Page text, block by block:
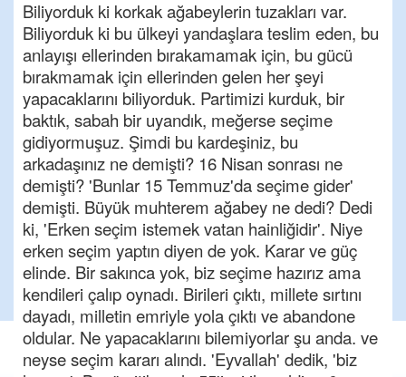
Biliyorduk ki korkak ağabeylerin tuzakları var.
Biliyorduk ki bu ülkeyi yandaşlara teslim eden, bu
anlayışı ellerinden bırakamamak için, bu gücü
bırakmamak için ellerinden gelen her şeyi
yapacaklarını biliyorduk. Partimizi kurduk, bir
baktık, sabah bir uyandık, meğerse seçime
gidiyormuşuz. Şimdi bu kardeşiniz, bu
arkadaşınız ne demişti? 16 Nisan sonrası ne
demişti? 'Bunlar 15 Temmuz'da seçime gider'
demişti. Büyük muhterem ağabey ne dedi? Dedi
ki, 'Erken seçim istemek vatan hainliğidir'. Niye
erken seçim yaptın diyen de yok. Karar ve güç
elinde. Bir sakınca yok, biz seçime hazırız ama
kendileri çalıp oynadı. Birileri çıktı, millete sırtını
dayadı, milletin emriyle yola çıktı ve abandone
oldular. Ne yapacaklarını bilemiyorlar şu anda. ve
neyse seçim kararı alındı. 'Eyvallah' dedik, 'biz